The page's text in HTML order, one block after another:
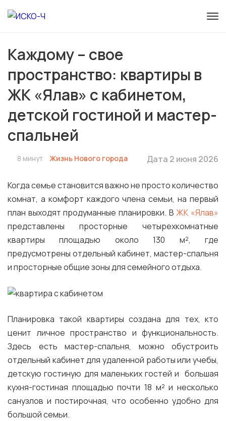
Каждому – свое
пространство: квартиры в
ЖК «Ялав» с кабинетом,
детской гостиной и мастер-
спальней
8 минут Жизнь Нового города Дата 2 июня 2026
Когда семье становится важно не просто количество
комнат, а комфорт каждого члена семьи, на первый
план выходят продуманные планировки. ВЖК «Ялав»
представлены просторные четырехкомнатные
квартиры площадью около 130 м², где
предусмотрены отдельный кабинет, мастер-спальня
и просторные общие зоны для семейного отдыха.
Планировка такой квартиры создана для тех, кто
ценит личное пространство и функциональность.
Здесь есть мастер-спальня, можно обустроить
отдельный кабинет для удаленной работы или учебы,
детскую гостиную для маленьких гостей и большая
кухня-гостиная площадью почти 18 м² и несколько
санузлов и постирочная, что особенно удобно для
большой семьи.